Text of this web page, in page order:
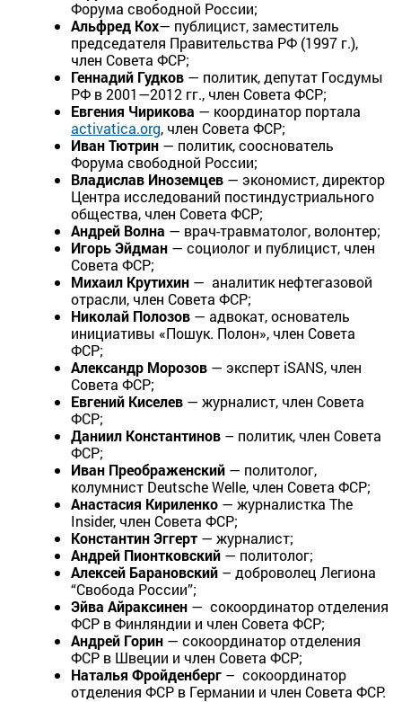
Форума свободной России;
Альфред Кох— публицист, заместитель
председателя Правительства РФ (1997 г.),
член Совета ФСР;
Геннадий Гудков — политик, депутат Госдумы
РФ в 2001—2012 гг., член Совета ФСР;
Евгения Чирикова — координатор портала
activatica.org, член Совета ФСР;
Иван Тютрин — политик, сооснователь
Форума свободной России;
Владислав Иноземцев — экономист, директор
Центра исследований постиндустриального
общества, член Совета ФСР;
Андрей Волна — врач-травматолог, волонтер;
Игорь Эйдман — социолог и публицист, член
Совета ФСР;
Михаил Крутихин — аналитик нефтегазовой
отрасли, член Совета ФСР;
Николай Полозов — адвокат, основатель
инициативы «Пошук. Полон», член Совета
ФСР;
Александр Морозов — эксперт iSANS, член
Совета ФСР;
Евгений Киселев — журналист, член Совета
ФСР;
Даниил Константинов – политик, член Совета
ФСР;
Иван Преображенский — политолог,
колумнист Deutsche Welle, член Совета ФСР;
Анастасия Кириленко — журналистка The
Insider, член Совета ФСР;
Константин Эггерт — журналист;
Андрей Пионтковский — политолог;
Алексей Барановский – доброволец Легиона
“Свобода России”;
Эйва Айраксинен — cокоординатор отделения
ФСР в Финляндии и член Совета ФСР;
Андрей Горин — cокоординатор отделения
ФСР в Швеции и член Совета ФСР;
Наталья Фройденберг – cокоординатор
отделения ФСР в Германии и член Совета ФСР.